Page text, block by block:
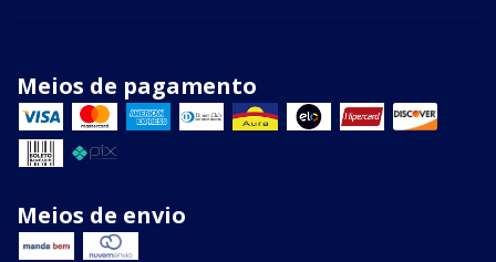
Meios de pagamento
Meios de envio